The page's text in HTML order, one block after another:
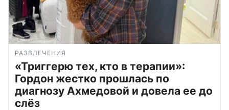
РАЗВЛЕЧЕНИЯ
«Триггерю тех, кто в терапии»:
Гордон жестко прошлась по
диагнозу Ахмедовой и довела ее до
слёз